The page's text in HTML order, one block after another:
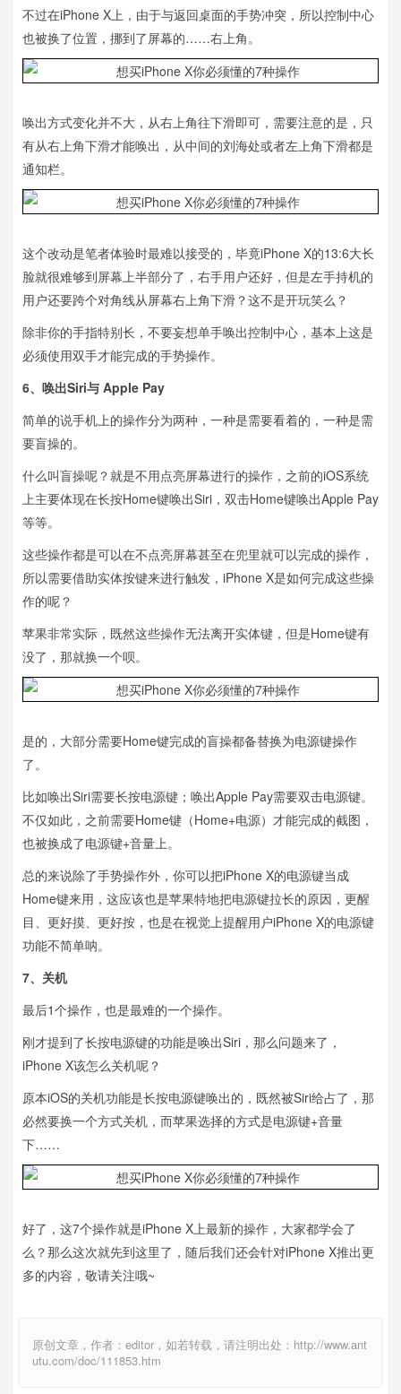
不过在iPhone X上，由于与返回桌面的手势冲突，所以控制中心
也被换了位置，挪到了屏幕的……右上角。
唤出方式变化并不大，从右上角往下滑即可，需要注意的是，只
有从右上角下滑才能唤出，从中间的刘海处或者左上角下滑都是
通知栏。
这个改动是笔者体验时最难以接受的，毕竟iPhone X的13:6大长
脸就很难够到屏幕上半部分了，右手用户还好，但是左手持机的
用户还要跨个对角线从屏幕右上角下滑？这不是开玩笑么？
除非你的手指特别长，不要妄想单手唤出控制中心，基本上这是
必须使用双手才能完成的手势操作。
6、唤出Siri与 Apple Pay
简单的说手机上的操作分为两种，一种是需要看着的，一种是需
要盲操的。
什么叫盲操呢？就是不用点亮屏幕进行的操作，之前的iOS系统
上主要体现在长按Home键唤出Siri，双击Home键唤出Apple Pay
等等。
这些操作都是可以在不点亮屏幕甚至在兜里就可以完成的操作，
所以需要借助实体按键来进行触发，iPhone X是如何完成这些操
作的呢？
苹果非常实际，既然这些操作无法离开实体键，但是Home键有
没了，那就换一个呗。
是的，大部分需要Home键完成的盲操都备替换为电源键操作
了。
比如唤出Siri需要长按电源键；唤出Apple Pay需要双击电源键。
不仅如此，之前需要Home键（Home+电源）才能完成的截图，
也被换成了电源键+音量上。
总的来说除了手势操作外，你可以把iPhone X的电源键当成
Home键来用，这应该也是苹果特地把电源键拉长的原因，更醒
目、更好摸、更好按，也是在视觉上提醒用户iPhone X的电源键
功能不简单呐。
7、关机
最后1个操作，也是最难的一个操作。
刚才提到了长按电源键的功能是唤出Siri，那么问题来了，
iPhone X该怎么关机呢？
原本iOS的关机功能是长按电源键唤出的，既然被Siri给占了，那
必然要换一个方式关机，而苹果选择的方式是电源键+音量
下……
好了，这7个操作就是iPhone X上最新的操作，大家都学会了
么？那么这次就先到这里了，随后我们还会针对iPhone X推出更
多的内容，敬请关注哦~
原创文章，作者：editor，如若转载，请注明出处：http://www.ant
utu.com/doc/111853.htm